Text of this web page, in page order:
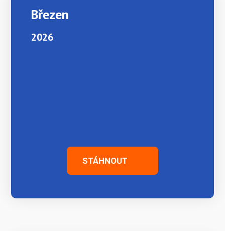
Březen
2026
STÁHNOUT